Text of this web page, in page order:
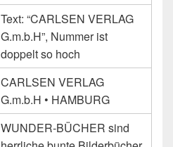
Text: “CARLSEN VERLAG
G.m.b.H”, Nummer ist
doppelt so hoch
CARLSEN VERLAG
G.m.b.H • HAMBURG
WUNDER-BÜCHER sind